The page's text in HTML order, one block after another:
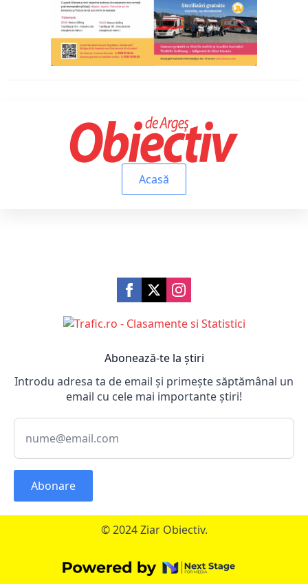
Acasă
Abonează-te la știri
Introdu adresa ta de email și primește săptămânal un
email cu cele mai importante știri!
Abonare
© 2024 Ziar Obiectiv.